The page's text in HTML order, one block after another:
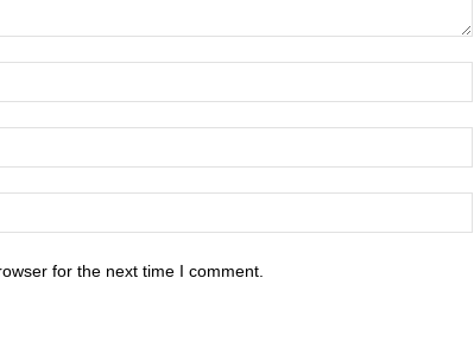
for the next time I comment.